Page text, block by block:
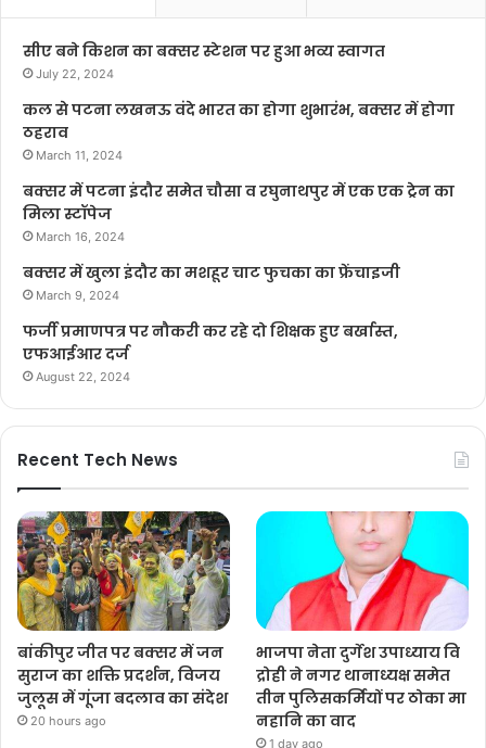
सीए बने किशन का बक्सर स्टेशन पर हुआ भव्य स्वागत
July 22, 2024
कल से पटना लखनऊ वंदे भारत का होगा शुभारंभ, बक्सर में होगा
ठहराव
March 11, 2024
बक्सर में पटना इंदौर समेत चौसा व रघुनाथपुर में एक एक ट्रेन का
मिला स्टॉपेज
March 16, 2024
बक्सर में खुला इंदौर का मशहूर चाट फुचका का फ्रेंचाइजी
March 9, 2024
फर्जी प्रमाणपत्र पर नौकरी कर रहे दो शिक्षक हुए बर्खास्त,
एफआईआर दर्ज
August 22, 2024
Recent Tech News
बांकीपुर जीत पर बक्सर में जन
सुराज का शक्ति प्रदर्शन, विजय
जुलूस में गूंजा बदलाव का संदेश
20 hours ago
भाजपा नेता दुर्गेश उपाध्याय वि
द्रोही ने नगर थानाध्यक्ष समेत
तीन पुलिसकर्मियों पर ठोका मा
नहानि का वाद
1 day ago